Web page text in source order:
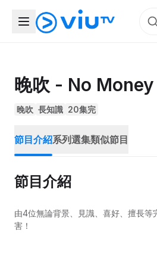
晚吹 - No
晚吹 長知識 20集完
節目介紹系列選集類似節目
節目介紹
由4位無論背景、見識、喜好、擅長
害！